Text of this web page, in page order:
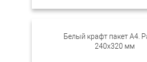
Белый крафт пакет А4.
240х320 мм